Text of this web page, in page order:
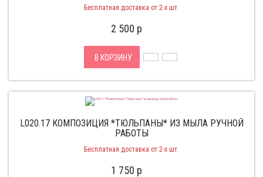
Бесплатная доставка от 2-х шт.
2 500 p
В КОРЗИНУ
L020.17 КОМПОЗИЦИЯ *ТЮЛЬПАНЫ* ИЗ МЫЛА РУЧНОЙ
РАБОТЫ
Бесплатная доставка от 2-х шт.
1 750 p